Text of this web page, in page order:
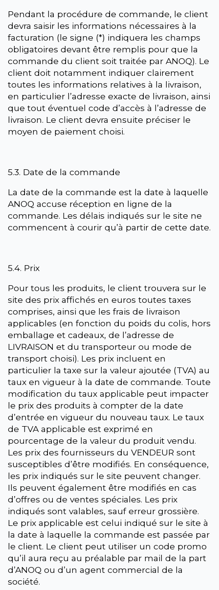
Pendant la procédure de commande, le client
devra saisir les informations nécessaires à la
facturation (le signe (*) indiquera les champs
obligatoires devant être remplis pour que la
commande du client soit traitée par ANOQ). Le
client doit notamment indiquer clairement
toutes les informations relatives à la livraison,
en particulier l’adresse exacte de livraison, ainsi
que tout éventuel code d’accès à l’adresse de
livraison. Le client devra ensuite préciser le
moyen de paiement choisi.
5.3. Date de la commande
La date de la commande est la date à laquelle
ANOQ accuse réception en ligne de la
commande. Les délais indiqués sur le site ne
commencent à courir qu’à partir de cette date.
5.4. Prix
Pour tous les produits, le client trouvera sur le
site des prix affichés en euros toutes taxes
comprises, ainsi que les frais de livraison
applicables (en fonction du poids du colis, hors
emballage et cadeaux, de l’adresse de
LIVRAISON et du transporteur ou mode de
transport choisi). Les prix incluent en
particulier la taxe sur la valeur ajoutée (TVA) au
taux en vigueur à la date de commande. Toute
modification du taux applicable peut impacter
le prix des produits à compter de la date
d’entrée en vigueur du nouveau taux. Le taux
de TVA applicable est exprimé en
pourcentage de la valeur du produit vendu.
Les prix des fournisseurs du VENDEUR sont
susceptibles d’être modifiés. En conséquence,
les prix indiqués sur le site peuvent changer.
Ils peuvent également être modifiés en cas
d’offres ou de ventes spéciales. Les prix
indiqués sont valables, sauf erreur grossière.
Le prix applicable est celui indiqué sur le site à
la date à laquelle la commande est passée par
le client. Le client peut utiliser un code promo
qu’il aura reçu au préalable par mail de la part
d’ANOQ ou d’un agent commercial de la
société.